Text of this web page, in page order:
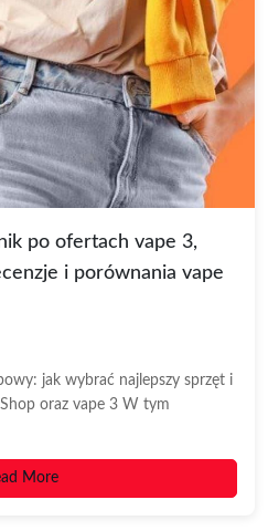
po ofertach vape 3,
i porównania vape
jak wybrać najlepszy sprzęt i
oraz vape 3 W tym
More